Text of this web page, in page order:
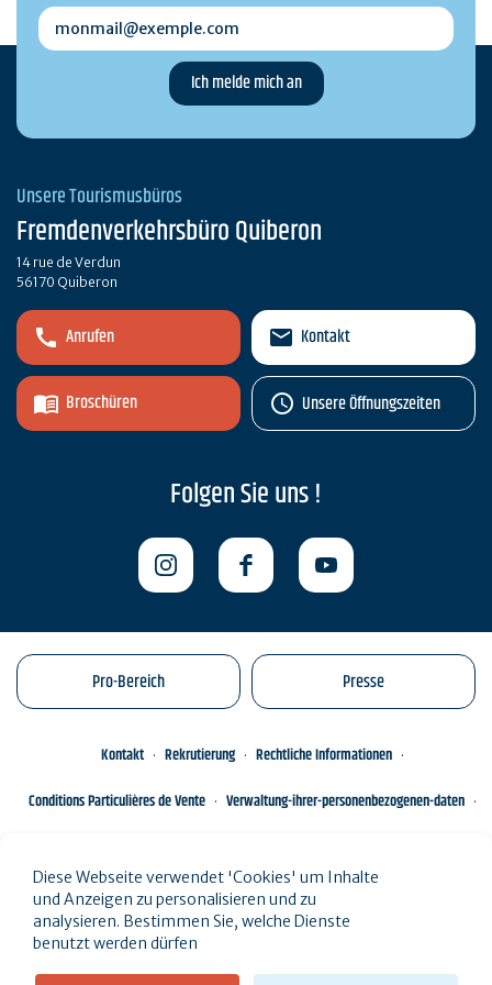
monmail@exemple.com
Unsere Tourismusbüros
Fremdenverkehrsbüro Quiberon
14 rue de Verdun
56170 Quiberon
Anrufen
Broschüren
Kontakt
Unsere Öffnungszeiten
Folgen Sie uns !
Pro-Bereich Presse
Kontakt Rekrutierung
Rechtliche Informationen
Conditions Particulières de Vente
Verwaltung-ihrer-personenbezogenen-daten
Diese Webseite verwendet 'Cookies' um Inhalte
und Anzeigen zu personalisieren und zu
analysieren. Bestimmen Sie, welche Dienste
benutzt werden dürfen